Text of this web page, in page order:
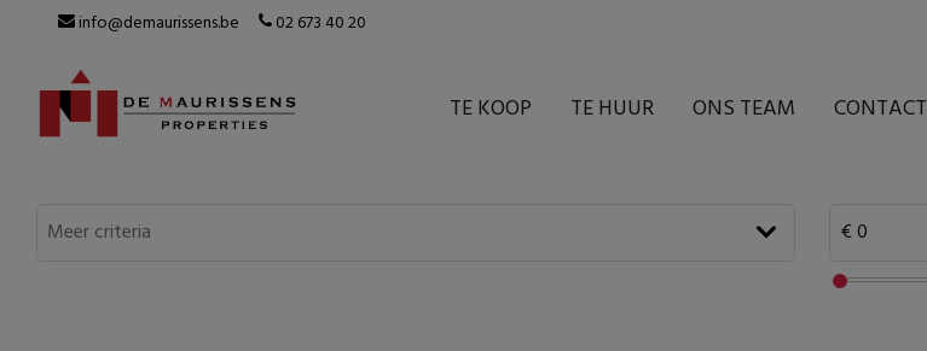
info@demaurissens.be 02 673 40 20
TE KOOP TE HUUR ONS TEAM CONTACT